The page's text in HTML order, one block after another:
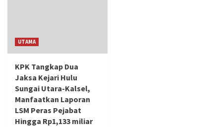
UTAMA
KPK Tangkap Dua
Jaksa Kejari Hulu
Sungai Utara-Kalsel,
Manfaatkan Laporan
LSM Peras Pejabat
Hingga Rp1,133 miliar